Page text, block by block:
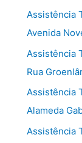
Assistência
Avenida
Assistência
Rua
Assistência
Alameda
Assistência